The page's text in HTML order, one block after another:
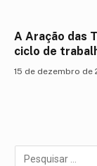
A Aração das
ciclo de
15 de dezembro de